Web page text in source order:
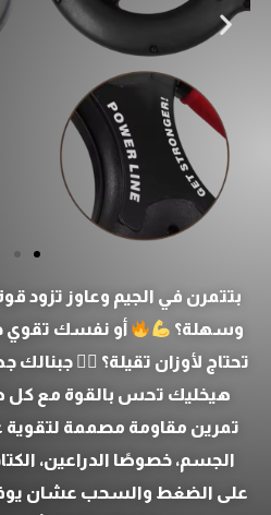
بتتمرن في الجيم وعاوز تزود
وسهلة؟
أو نفسك تقوي
تحتاج لأوزان تقيلة؟ 🏋‍♂ جبنالك
هيخليك تحس بالقوة مع
تمرين مقاومة مصممة لتقوية
الجسم، خصوصًا الدراعين،
على الضغط والسحب عشان